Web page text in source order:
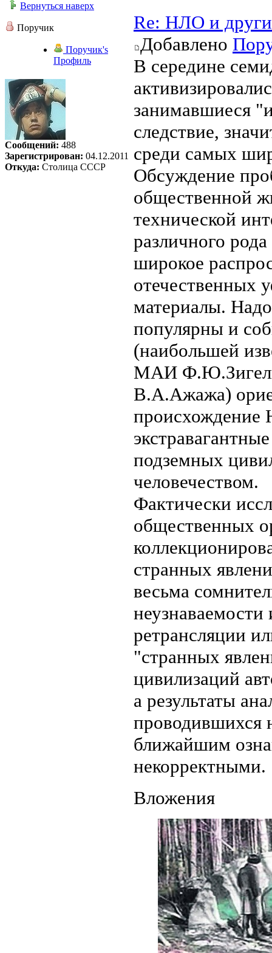
Вернуться наверх
Поручик
Поручик's
Профиль
Сообщений: 488
Зарегистрирован: 04.12.2011
Откуда: Столица СССР
Re: НЛО и
Добавлено
В середине
занимавшиеся
следствие,
среди самых
Обсуждение
общественной
технической
различного
широкое
отечественных
материалы.
популярны и
(наибольшей
МАИ Ф.Ю.Зигель
В.А.Ажажа)
происхождение
подземных
человечеством.
Фактически
общественных
странных
весьма
ретрансляции
"странных
цивилизаций
а результаты
проводившихся
ближайшим
некорректными.
Вложения